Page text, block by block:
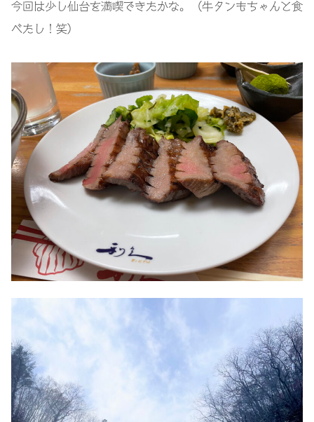
今回は少し仙台を満喫できたかな。（牛タンもちゃんと食
べたし！笑）